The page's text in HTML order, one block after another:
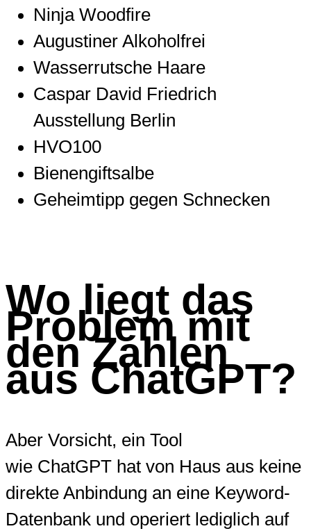
Ninja Woodfire
Augustiner Alkoholfrei
Wasserrutsche Haare
Caspar David Friedrich
Ausstellung Berlin
HVO100
Bienengiftsalbe
Geheimtipp gegen Schnecken
Wo liegt das
Problem mit
den Zahlen
aus ChatGPT?
Aber Vorsicht, ein Tool
wie ChatGPT hat von Haus aus keine
direkte Anbindung an eine Keyword-
Datenbank und operiert lediglich auf